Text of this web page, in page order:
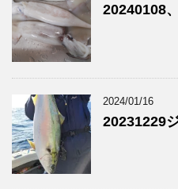
20240108
2024/01/16
20231229